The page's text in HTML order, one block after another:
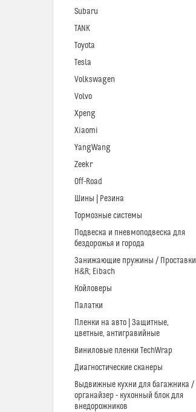
Subaru
TANK
Toyota
Tesla
Volkswagen
Volvo
Xpeng
Xiaomi
YangWang
Zeekr
Off-Road
Шины | Резина
Тормозные системы
Подвеска и пневмоподвеска для
бездорожья и города
Занижающие пружины / Проставки
H&R; Eibach
Койловеры
Палатки
Пленки на авто | Защитные,
цветные, антигравийные
Виниловые пленки TechWrap
Диагностические сканеры
Выдвижные кухни для багажника /
органайзер - кухонный блок для
внедорожников